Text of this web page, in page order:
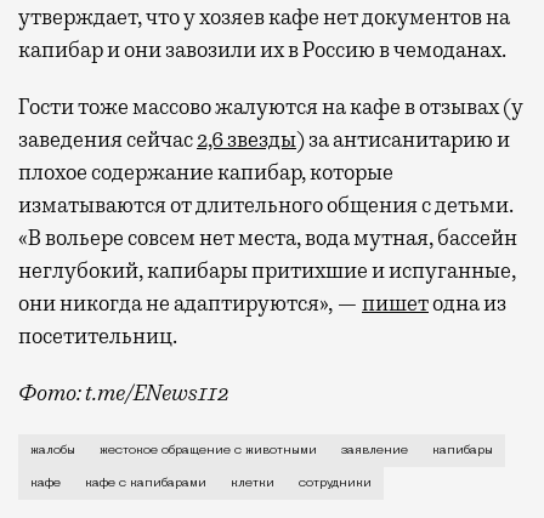
утверждает, что у хозяев кафе нет документов на
капибар и они завозили их в Россию в чемоданах.
Гости тоже массово жалуются на кафе в отзывах (у
заведения сейчас2,6 звезды) за антисанитарию и
плохое содержание капибар, которые
изматываются от длительного общения с детьми.
«В вольере совсем нет места, вода мутная, бассейн
неглубокий, капибары притихшие и испуганные,
они никогда не адаптируются», — пишетодна из
посетительниц.
Фото: t.me/ENews112
С момента открытия нового контактного кафе с
жалобы жестокое обращение с животными заявление капибары
кафе кафе с капибарами клетки сотрудники